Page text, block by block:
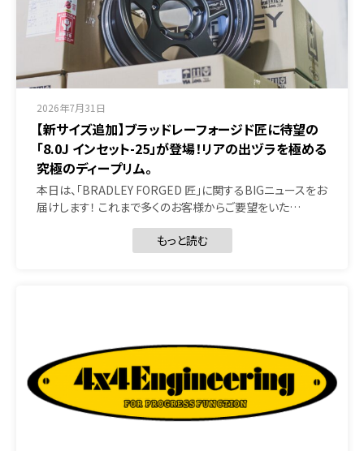
2026年7月31日
【新サイズ追加】ブラッドレーフォージド匠に待望の
「8.0J インセット-25」が登場！リアの出ヅラを極める
究極のディープリム。
本日は、「BRADLEY FORGED 匠」に関するBIGニュースをお
届けします！ これまで多くのお客様からご要望をいた…
もっと読む